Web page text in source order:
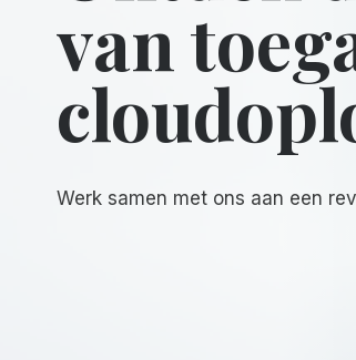
van
Werk samen met ons aan een